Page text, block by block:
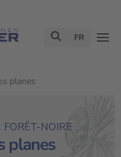
FR
planes
NOIRE
planes